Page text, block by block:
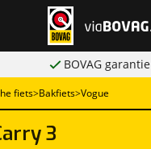
BOVAG garantie
fiets>Bakfiets>Vogue
3